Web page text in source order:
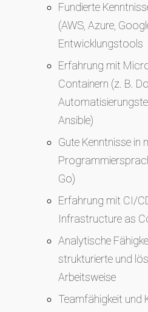
Fundierte
(AWS, Azure,
Entwicklungstools
Erfahrung mit
Containern (z. B.
Ansible)
Gute Kenntnisse in
Go)
Erfahrung mit CI/
Infrastructure as
Analytische
strukturierte und
Arbeitsweise
Teamfähigkeit und